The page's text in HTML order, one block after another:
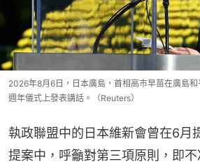
2026年8月6日，日本廣島，首相高市早苗在廣島
週年儀式上發表講話。（Reuters）
執政聯盟中的日本維新會曾在6月
提案中，呼籲對第三項原則，即